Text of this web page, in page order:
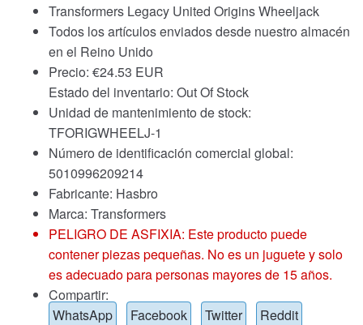
Transformers Legacy United Origins Wheeljack
Todos los artículos enviados desde nuestro almacén
en el Reino Unido
Precio: €24.53 EUR
Estado del inventario: Out Of Stock
Unidad de mantenimiento de stock:
TFORIGWHEELJ-1
Número de identificación comercial global:
5010996209214
Fabricante: Hasbro
Marca: Transformers
PELIGRO DE ASFIXIA: Este producto puede
contener piezas pequeñas. No es un juguete y solo
es adecuado para personas mayores de 15 años.
Compartir:
WhatsApp
Facebook Twitter Reddit